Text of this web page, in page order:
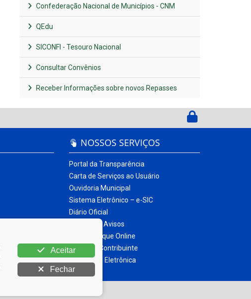
Confederação Nacional de Municípios - CNM
QEdu
SICONFI - Tesouro Nacional
Consultar Convênios
Receber Informações sobre novos Repasses
NOSSOS SERVIÇOS
Portal da Transparência
Carta de Serviços ao Usuário
Ouvidoria Municipal
Sistema Eletrônico – e-SIC
Diário Oficial
Quadro de Avisos
Contracheque Online
Portal do Contribuinte
Nota Fiscal Eletrônica
Aceitar
Fechar